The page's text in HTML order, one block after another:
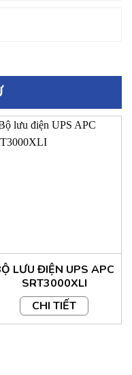
C13 (dùng nguồn dự
quy: 81VAh
LƯU ĐIỆN UPS APC
SRT3000XLI
CHI TIẾT